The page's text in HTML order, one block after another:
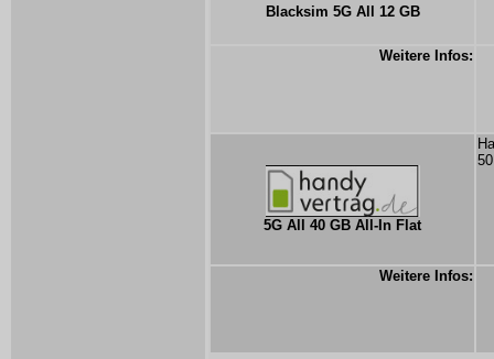
Blacksim 5G All 12 GB
Weitere Infos:
5G All 40 GB All-In Flat
Weitere Infos: